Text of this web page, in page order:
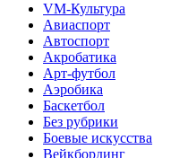
VM-Культура
Авиаспорт
Автоспорт
Акробатика
Арт-футбол
Аэробика
Баскетбол
Без рубрики
Боевые искусства
Вейкбординг